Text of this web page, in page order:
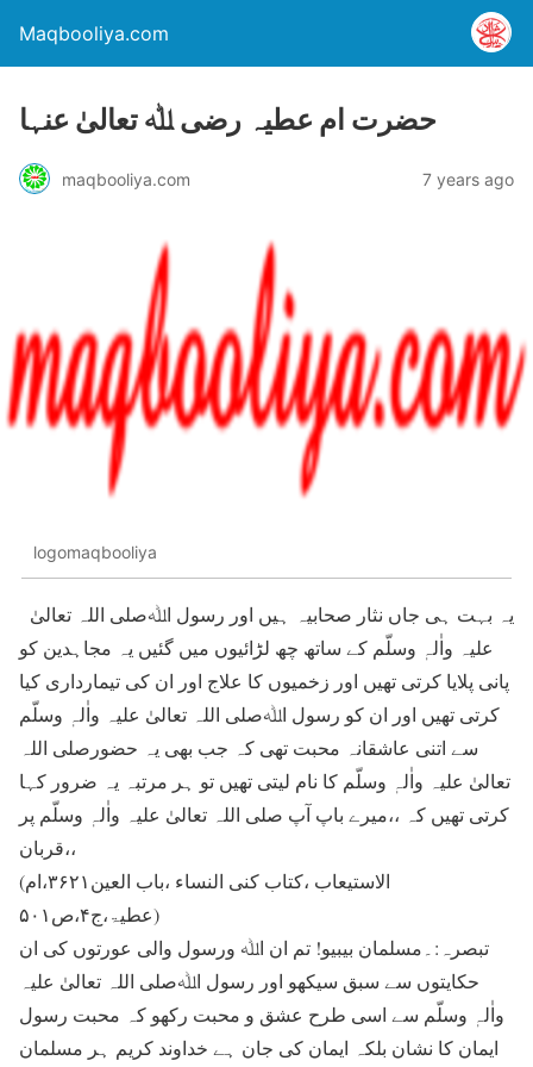
Maqbooliya.com
حضرت ام عطیہ رضی ﷲ تعالیٰ عنہا
maqbooliya.com 7 years ago
logomaqbooliya
علیہ واٰلہٖ وسلّم کے ساتھ چھ لڑائیوں میں گئیں یہ مجاہدین کو
پانی پلایا کرتی تھیں اور زخمیوں کا علاج اور ان کی تیمارداری کیا
کرتی تھیں اور ان کو رسول اﷲصلی اللہ تعالیٰ علیہ واٰلہٖ وسلّم
سے اتنی عاشقانہ محبت تھی کہ جب بھی یہ حضورصلی اللہ
تعالیٰ علیہ واٰلہٖ وسلّم کا نام لیتی تھیں تو ہر مرتبہ یہ ضرور کہا
کرتی تھیں کہ ،،میرے باپ آپ صلی اللہ تعالیٰ علیہ واٰلہٖ وسلّم پر
قربان،،
(الاستیعاب ،کتاب کنی النساء ،باب العین۳۶۲۱،ام
عطیۃ،ج۴،ص۵۰۱)
تبصرہ:۔مسلمان بیبیو! تم ان اﷲ ورسول والی عورتوں کی ان
حکایتوں سے سبق سیکھو اور رسول اﷲصلی اللہ تعالیٰ علیہ
واٰلہٖ وسلّم سے اسی طرح عشق و محبت رکھو کہ محبت رسول
ایمان کا نشان بلکہ ایمان کی جان ہے خداوند کریم ہر مسلمان